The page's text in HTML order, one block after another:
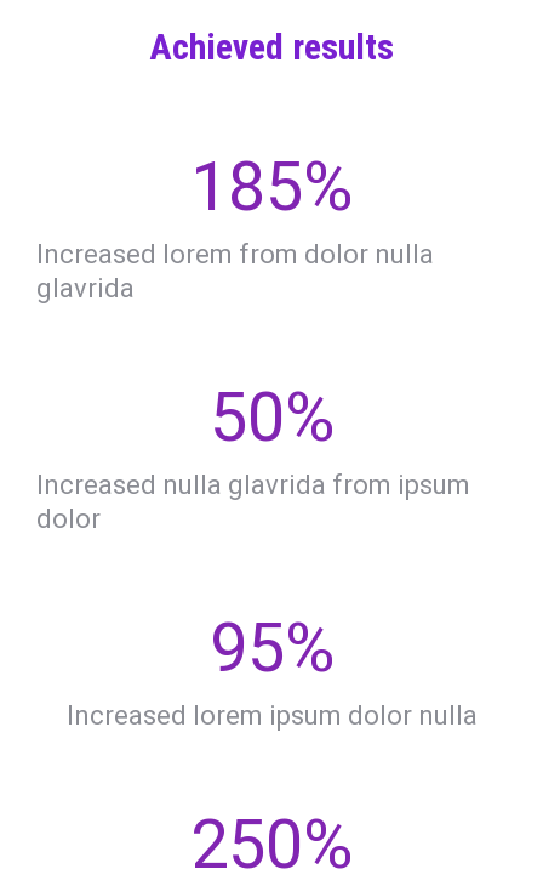
Achieved results
Increased lorem from dolor nulla
glavrida
185%
Increased nulla glavrida from ipsum
dolor
50%
Increased lorem ipsum dolor nulla
95%
250%